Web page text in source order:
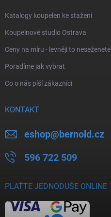
Katalogy koupelen ke stažení
Koupelnové studio Ostrava
Ceny na míru - levněji to neseženete
Poradíme jak vybrat
Co o nás píší zákazníci
KONTAKT
eshop@bernold.cz
596 722 509
PLAŤTE JEDNODUŠE ONLINE